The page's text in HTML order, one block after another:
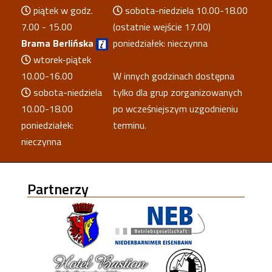
piątek w godz.
7.00 - 15.00
Brama Berlińska
wtorek-piątek
10.00-16.00
sobota-niedziela
10.00-18.00
poniedziałek:
nieczynna
sobota-niedziela 10.00-18.00
(ostatnie wejście 17.00)
poniedziałek: nieczynna
W innych godzinach dostępna
tylko dla grup zorganizowanych
po wcześniejszym uzgodnieniu
terminu.
Partnerzy